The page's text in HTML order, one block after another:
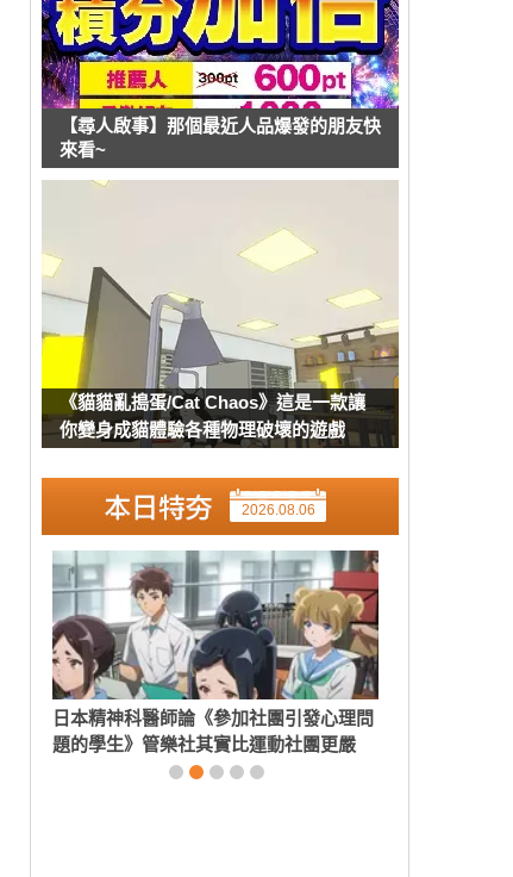
【尋人啟事】那個最近人品爆發的朋友快
來看~
《貓貓亂搗蛋/Cat Chaos》這是一款讓
你變身成貓體驗各種物理破壞的遊戲
2026.08.06